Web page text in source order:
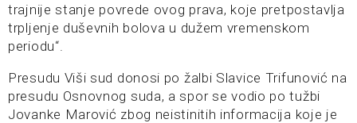
trajnije stanje povrede ovog prava, koje pretpostavlja
trpljenje duševnih bolova u dužem vremenskom
periodu“.
Presudu Viši sud donosi po žalbi Slavice Trifunović na
presudu Osnovnog suda, a spor se vodio po tužbi
Jovanke Marović zbog neistinitih informacija koje je